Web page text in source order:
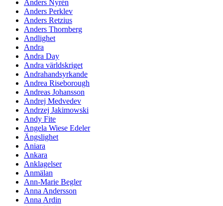
Anders Nyrén
Anders Perklev
Anders Retzius
Anders Thornberg
Andlighet
Andra
Andra Day
Andra världskriget
Andrahandsyrkande
Andrea Riseborough
Andreas Johansson
Andrej Medvedev
Andrzej Jakimowski
Andy Fite
Angela Wiese Edeler
Ängslighet
Aniara
Ankara
Anklagelser
Anmälan
Ann-Marie Begler
Anna Andersson
Anna Ardin